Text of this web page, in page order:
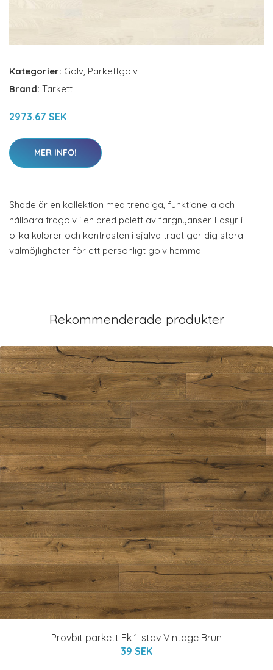
Kategorier: Golv, Parkettgolv
Brand: Tarkett
2973.67 SEK
MER INFO!
Shade är en kollektion med trendiga, funktionella och
hållbara trägolv i en bred palett av färgnyanser. Lasyr i
olika kulörer och kontrasten i själva träet ger dig stora
valmöjligheter för ett personligt golv hemma.
Rekommenderade produkter
Provbit parkett Ek 1-stav Vintage Brun
39 SEK